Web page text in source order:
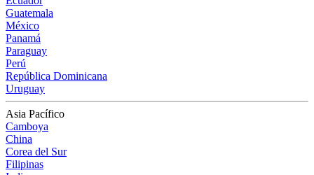
Guatemala
México
Panamá
Paraguay
Perú
República Dominicana
Uruguay
Asia Pacífico
Camboya
China
Corea del Sur
Filipinas